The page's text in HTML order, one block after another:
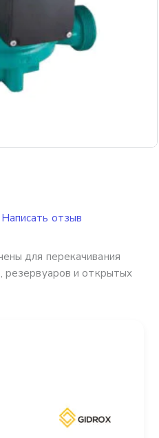
для перекачивания
резервуаров и открытых
Написать отзыв